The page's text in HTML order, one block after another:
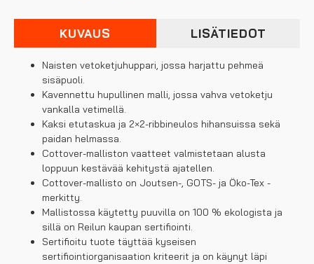
KUVAUS LISÄTIEDOT
Naisten vetoketjuhuppari, jossa harjattu pehmeä
sisäpuoli.
Kavennettu hupullinen malli, jossa vahva vetoketju
vankalla vetimellä.
Kaksi etutaskua ja 2×2-ribbineulos hihansuissa sekä
paidan helmassa.
Cottover-malliston vaatteet valmistetaan alusta
loppuun kestävää kehitystä ajatellen.
Cottover-mallisto on Joutsen-, GOTS- ja Öko-Tex -
merkitty.
Mallistossa käytetty puuvilla on 100 % ekologista ja
sillä on Reilun kaupan sertifiointi.
Sertifioitu tuote täyttää kyseisen
sertifiointiorganisaation kriteerit ja on käynyt läpi